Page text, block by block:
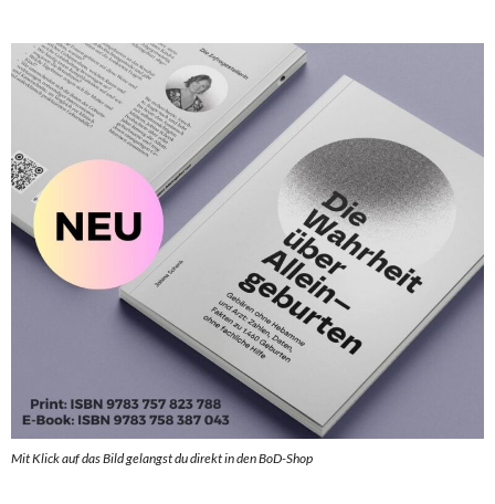
Mit Klick auf das Bild gelangst du direkt in den BoD-Shop